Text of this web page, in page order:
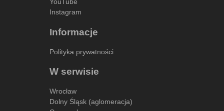
YouTube
Instagram
Informacje
Polityka prywatności
W serwisie
Wrocław
Dolny Śląsk (aglomeracja)